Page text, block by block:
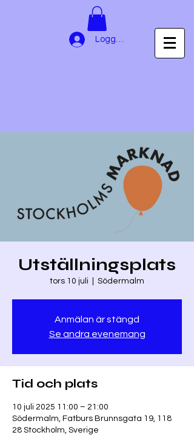
Logga in
Utställningsplats
tors 10 juli Södermalm
Anmälan är stängd
Se andra evenemang
Tid och plats
10 juli 2025 11:00 – 21:00
Södermalm, Fatburs Brunnsgata 19, 118
28 Stockholm, Sverige